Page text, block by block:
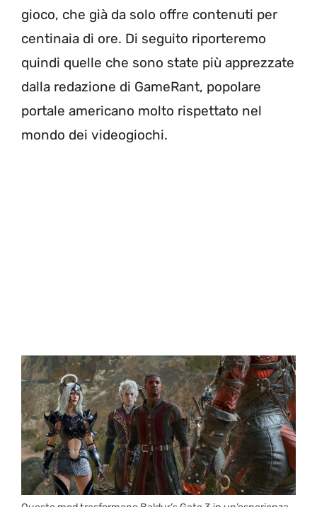
gioco, che già da solo offre contenuti per
centinaia di ore. Di seguito riporteremo
quindi quelle che sono state più apprezzate
dalla redazione di GameRant, popolare
portale americano molto rispettato nel
mondo dei videogiochi.